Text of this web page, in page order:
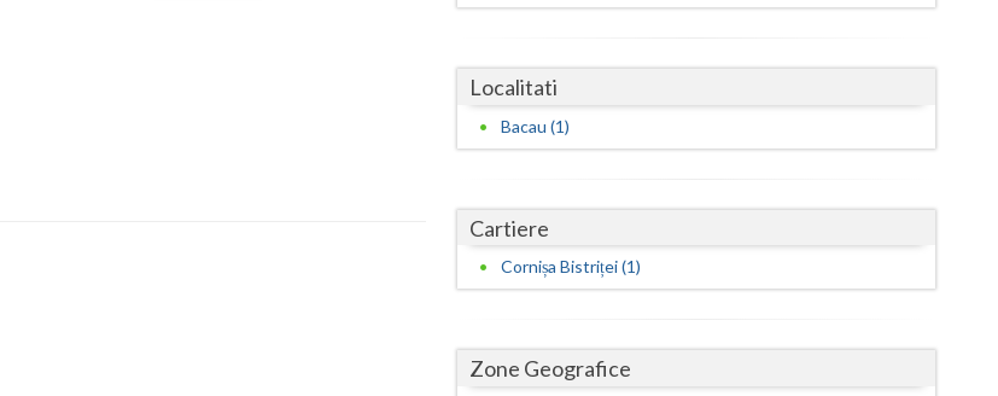
Gorj
Localitati
Bacau (1)
Cartiere
Cornișa Bistriței (1)
Zone Geografice